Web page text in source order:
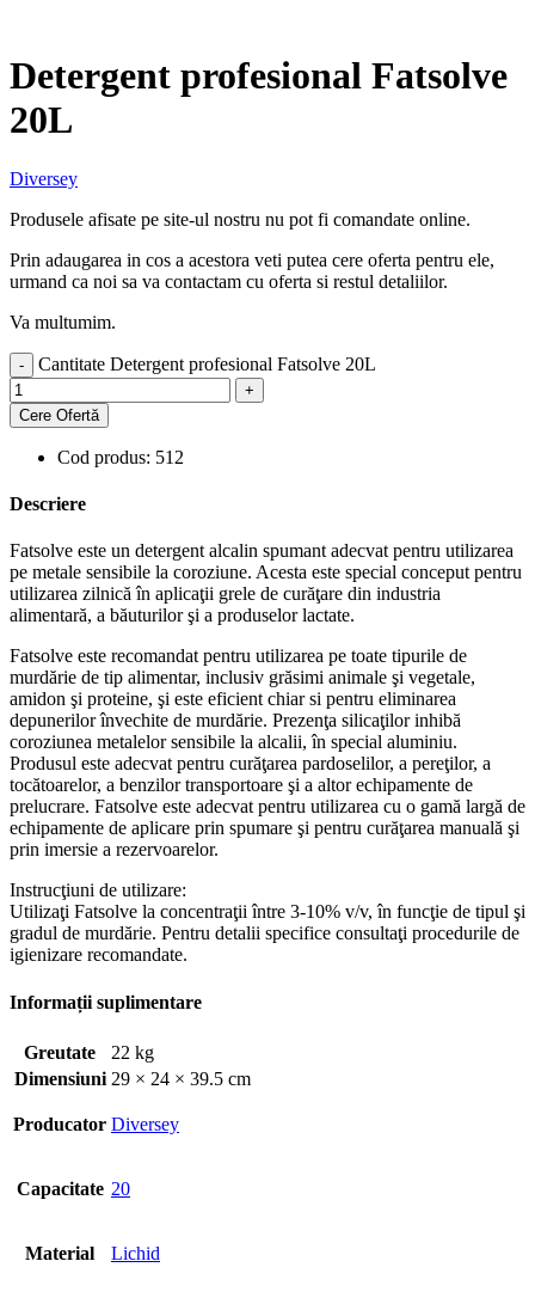
Detergent profesional Fatsolve
20L
Diversey
Produsele afisate pe site-ul nostru nu pot fi comandate online.
Prin adaugarea in cos a acestora veti putea cere oferta pentru ele,
urmand ca noi sa va contactam cu oferta si restul detaliilor.
Va multumim.
Cantitate Detergent profesional Fatsolve 20L
Cere Ofertă
Cod produs: 512
Descriere
Fatsolve este un detergent alcalin spumant adecvat pentru utilizarea
pe metale sensibile la coroziune. Acesta este special conceput pentru
utilizarea zilnică în aplicaţii grele de curăţare din industria
alimentară, a băuturilor şi a produselor lactate.
Fatsolve este recomandat pentru utilizarea pe toate tipurile de
murdărie de tip alimentar, inclusiv grăsimi animale şi vegetale,
amidon şi proteine, şi este eficient chiar si pentru eliminarea
depunerilor învechite de murdărie. Prezenţa silicaţilor inhibă
coroziunea metalelor sensibile la alcalii, în special aluminiu.
Produsul este adecvat pentru curăţarea pardoselilor, a pereţilor, a
tocătoarelor, a benzilor transportoare şi a altor echipamente de
prelucrare. Fatsolve este adecvat pentru utilizarea cu o gamă largă de
echipamente de aplicare prin spumare şi pentru curăţarea manuală şi
prin imersie a rezervoarelor.
Instrucţiuni de utilizare:
Utilizaţi Fatsolve la concentraţii între 3-10% v/v, în funcţie de tipul şi
gradul de murdărie. Pentru detalii specifice consultaţi procedurile de
igienizare recomandate.
Informații suplimentare
Greutate
22 kg
Dimensiuni 29 × 24 × 39.5 cm
Producator Diversey
Capacitate 20
Material Lichid